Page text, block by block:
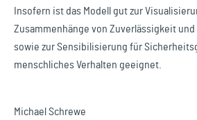
Insofern ist das Modell gut zur
Zusammenhänge von Zuverlässigkeit
sowie zur Sensibilisierung für
menschliches Verhalten geeignet.
Michael Schrewe